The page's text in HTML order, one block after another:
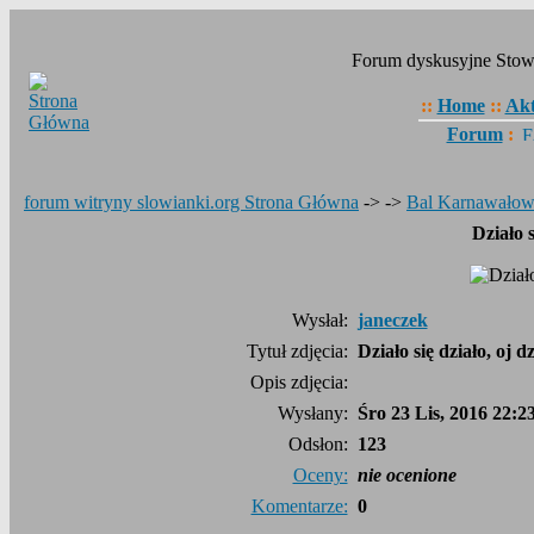
Forum dyskusyjne
:: Home::
Forum:
forum witryny slowianki.org Strona Główna -> -> Bal
Działo
Wysłał: janeczek
Tytuł zdjęcia: Działo się działo, oj
Opis zdjęcia:
Wysłany: Śro 23 Lis, 2016
Odsłon: 123
Oceny: nie ocenione
Komentarze: 0